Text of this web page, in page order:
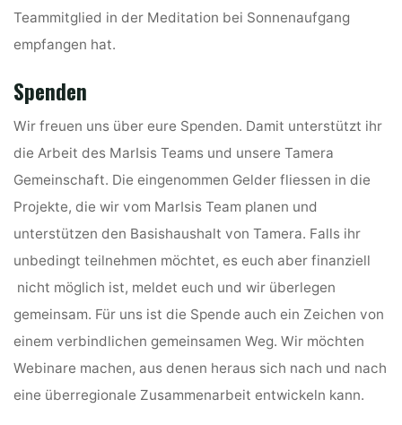
Teammitglied in der Meditation bei Sonnenaufgang
empfangen hat.
Spenden
Wir freuen uns über eure Spenden. Damit unterstützt ihr
die Arbeit des MarIsis Teams und unsere Tamera
Gemeinschaft. Die eingenommen Gelder fliessen in die
Projekte, die wir vom MarIsis Team planen und
unterstützen den Basishaushalt von Tamera. Falls ihr
unbedingt teilnehmen möchtet, es euch aber finanziell
nicht möglich ist, meldet euch und wir überlegen
gemeinsam. Für uns ist die Spende auch ein Zeichen von
einem verbindlichen gemeinsamen Weg. Wir möchten
Webinare machen, aus denen heraus sich nach und nach
eine überregionale Zusammenarbeit entwickeln kann.